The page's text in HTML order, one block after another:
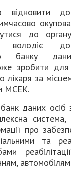
відновити
до
володіє
банку
зробити
лікаря за
МСЕК.
даних осіб
система,
про
та